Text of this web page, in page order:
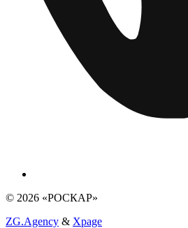
© 2026 «РОСКАР»
ZG.Agency & Xpage